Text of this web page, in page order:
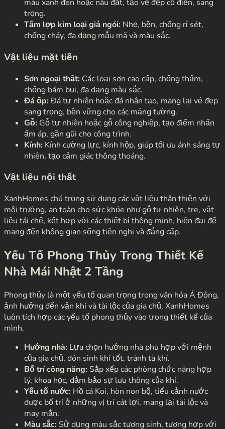
màu xanh đen hoặc nâu đất, tạo vẻ đẹp cổ điển, sang
trọng.
Tấm lợp kim loại giả ngói: Nhẹ, bền, chống rỉ sét,
chống cháy, đa dạng mẫu mã và màu sắc.
Vật liệu mặt tiền
Sơn ngoại thất: Các loại sơn cao cấp, chống thấm,
chống bám bụi, đa dạng màu sắc.
Đá ốp:Đá tự nhiên hoặc đá nhân tạo, mang lại vẻ đẹp
sang trọng, bền vững cho các mảng tường.
Gỗ: Gỗ tự nhiên hoặc gỗ công nghiệp, tạo điểm nhấn
ấm áp, gần gũi cho công trình.
Kính: Kính cường lực, kính hộp, giúp tối ưu ánh sáng tự
nhiên, tạo cảm giác thông thoáng.
Vật liệu nội thất
XanhHomes chú trọng sử dụng các vật liệu thân thiện với
môi trường, an toàn cho sức khỏe như gỗ tự nhiên, tre, vật
liệu tái chế, kết hợp với các thiết bị thông minh, hiện đại để
mang đến không gian sống tiện nghi và đẳng cấp.
Yếu Tố Phong Thủy Trong Thiết Kế
Nhà Mái Nhật 2 Tầng
Phong thủy là một yếu tố quan trọng trong văn hóa Á Đông,
ảnh hưởng đến vận khí và tài lộc của gia chủ. XanhHomes
luôn tích hợp các yếu tố phong thủy vào trong thiết kế của
mình.
Hướng nhà: Lựa chọn hướng nhà phù hợp với mệnh
của gia chủ, đón sinh khí tốt, tránh tà khí.
Bố trí công năng: Sắp xếp các phòng chức năng hợp
lý, khoa học, đảm bảo sự lưu thông của khí.
Yếu tố nước: Hồ cá Koi, hòn non bộ, tiểu cảnh nước
được bố trí ở những vị trí cát lợi, mang lại tài lộc và
may mắn.
Màu sắc: Sử dụng màu sắc tương sinh, tương hợp với